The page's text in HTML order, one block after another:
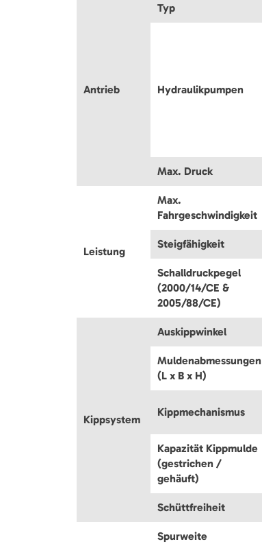
Antrieb
Typ
Hydraulikpumpen
Max. Druck
Leistung
Max.
Fahrgeschwindigkeit
Steigfähigkeit
Schalldruckpegel
(2000/14/CE &
2005/88/CE)
Kippsystem
Auskippwinkel
Muldenabmessungen
(L x B x H)
Kippmechanismus
Kapazität Kippmulde
(gestrichen /
gehäuft)
Schüttfreiheit
Spurweite